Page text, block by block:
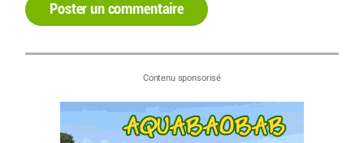
Poster un commentaire